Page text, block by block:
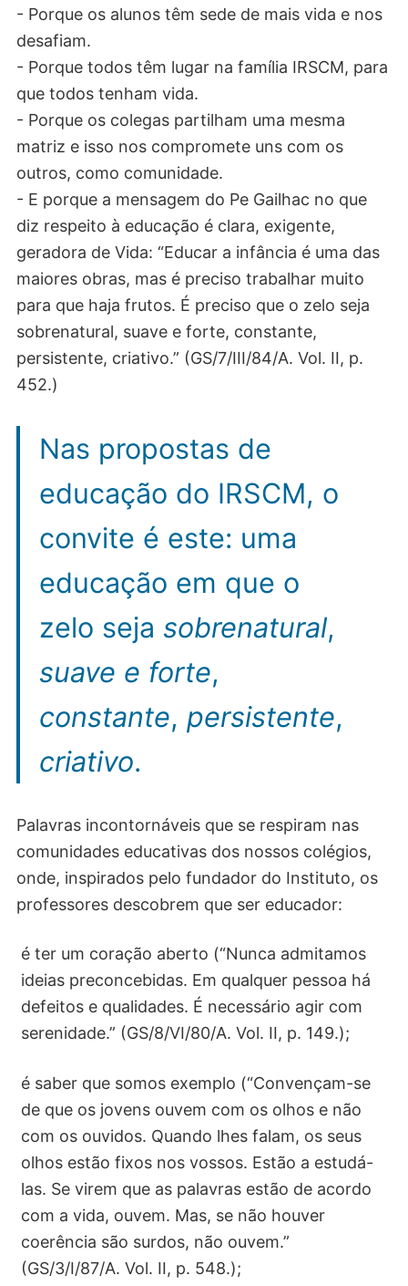
- Porque os alunos têm sede de mais vida e nos
desafiam.
- Porque todos têm lugar na família IRSCM, para
que todos tenham vida.
- Porque os colegas partilham uma mesma
matriz e isso nos compromete uns com os
outros, como comunidade.
- E porque a mensagem do Pe Gailhac no que
diz respeito à educação é clara, exigente,
geradora de Vida: “Educar a infância é uma das
maiores obras, mas é preciso trabalhar muito
para que haja frutos. É preciso que o zelo seja
sobrenatural, suave e forte, constante,
persistente, criativo.” (GS/7/III/84/A. Vol. II, p.
452.)
Nas propostas de
educação do IRSCM, o
convite é este: uma
educação em que o
zelo seja sobrenatural,
suave e forte,
constante, persistente,
criativo.
Palavras incontornáveis que se respiram nas
comunidades educativas dos nossos colégios,
onde, inspirados pelo fundador do Instituto, os
professores descobrem que ser educador:
é ter um coração aberto (“Nunca admitamos
ideias preconcebidas. Em qualquer pessoa há
defeitos e qualidades. É necessário agir com
serenidade.” (GS/8/VI/80/A. Vol. II, p. 149.);
é saber que somos exemplo (“Convençam-se
de que os jovens ouvem com os olhos e não
com os ouvidos. Quando lhes falam, os seus
olhos estão fixos nos vossos. Estão a estudá-
las. Se virem que as palavras estão de acordo
com a vida, ouvem. Mas, se não houver
coerência são surdos, não ouvem.”
(GS/3/I/87/A. Vol. II, p. 548.);